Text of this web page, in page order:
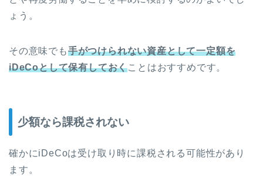
ょう。
その意味でも手がつけられない資産として一定額を
iDeCoとして保有しておくことはおすすめです。
少額なら課税されない
確かにiDeCoは受け取り時に課税される可能性があり
ます。